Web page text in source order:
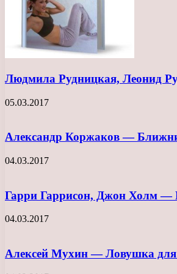
Людмила Рудницкая, Леонид
05.03.2017
Александр Коржаков —
04.03.2017
Гарри Гаррисон, Джон Холм —
04.03.2017
Алексей Мухин — Ловушка для